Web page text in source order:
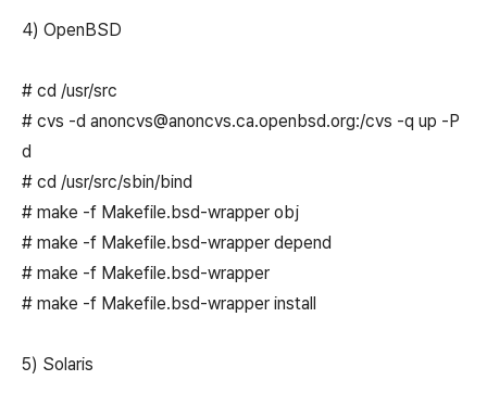
4) OpenBSD
# cd /usr/src
# cvs -d anoncvs@anoncvs.ca.openbsd.org:/cvs -q up -P
d
# cd /usr/src/sbin/bind
# make -f Makefile.bsd-wrapper obj
# make -f Makefile.bsd-wrapper depend
# make -f Makefile.bsd-wrapper
# make -f Makefile.bsd-wrapper install
5) Solaris